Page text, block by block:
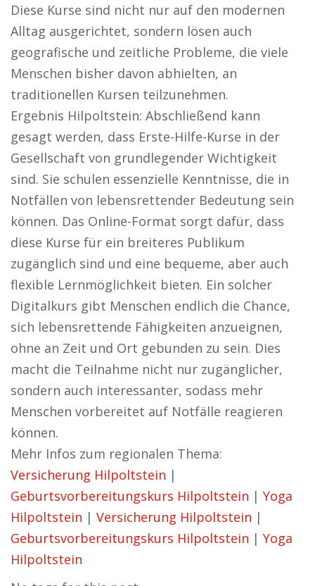
Diese Kurse sind nicht nur auf den modernen
Alltag ausgerichtet, sondern lösen auch
geografische und zeitliche Probleme, die viele
Menschen bisher davon abhielten, an
traditionellen Kursen teilzunehmen.
Ergebnis Hilpoltstein: Abschließend kann
gesagt werden, dass Erste-Hilfe-Kurse in der
Gesellschaft von grundlegender Wichtigkeit
sind. Sie schulen essenzielle Kenntnisse, die in
Notfällen von lebensrettender Bedeutung sein
können. Das Online-Format sorgt dafür, dass
diese Kurse für ein breiteres Publikum
zugänglich sind und eine bequeme, aber auch
flexible Lernmöglichkeit bieten. Ein solcher
Digitalkurs gibt Menschen endlich die Chance,
sich lebensrettende Fähigkeiten anzueignen,
ohne an Zeit und Ort gebunden zu sein. Dies
macht die Teilnahme nicht nur zugänglicher,
sondern auch interessanter, sodass mehr
Menschen vorbereitet auf Notfälle reagieren
können.
Mehr Infos zum regionalen Thema:
Versicherung Hilpoltstein |
Geburtsvorbereitungskurs Hilpoltstein | Yoga
Hilpoltstein | Versicherung Hilpoltstein |
Geburtsvorbereitungskurs Hilpoltstein | Yoga
Hilpoltstein